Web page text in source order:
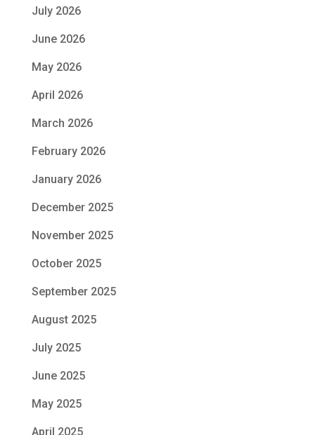
July 2026
June 2026
May 2026
April 2026
March 2026
February 2026
January 2026
December 2025
November 2025
October 2025
September 2025
August 2025
July 2025
June 2025
May 2025
April 2025